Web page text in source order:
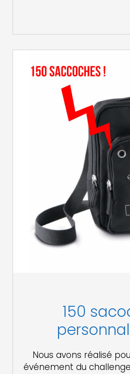
150
Nous avons réalisé
événement du